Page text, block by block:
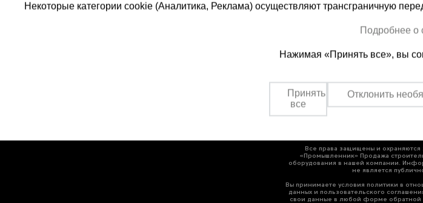
8 (800) 200-25-90
Заказать звонок
Все права защищены и
«Промышленник» Продажа
оборудования в нашей компании.
не является
Вы принимаете условия политики в
данных и пользовательского
свои данные в любой форме обратной
Некоторые категории cookie (Аналитика, Реклама) осуществляют трансграничную
Подробнее о
Нажимая «Принять все», вы
Принять
все
Отклонить